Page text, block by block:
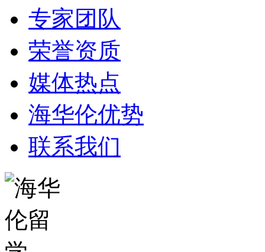
专家团队
荣誉资质
媒体热点
海华伦优势
联系我们